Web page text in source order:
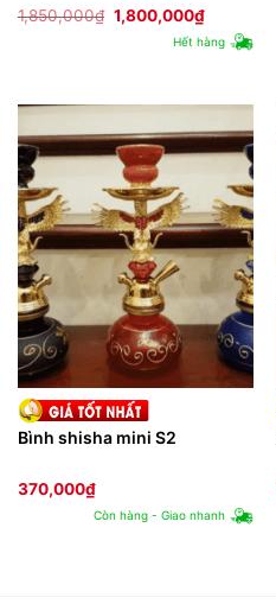
1,850,000₫ Giá
gốc
1,800,000₫Giá
hiện
tại
Hết hàng
Bình shisha mini S2
370,000₫
Còn hàng - Giao nhanh